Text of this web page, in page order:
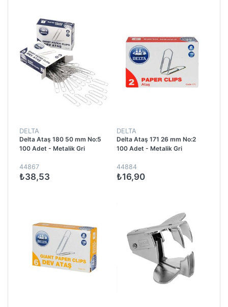
DELTA
Delta Ataş 180 50 mm No:5
100 Adet - Metalik Gri
44867
₺38,53
DELTA
Delta Ataş 171 26 mm No:2
100 Adet - Metalik Gri
44884
₺16,90